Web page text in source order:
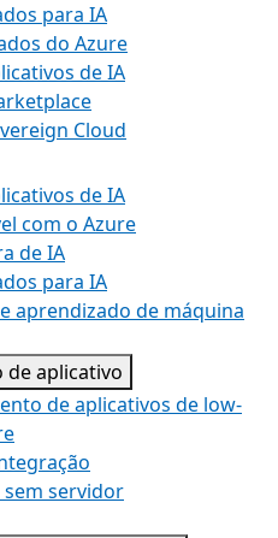
para IA
do Azure
de IA
Cloud
de IA
com o Azure
de IA
para IA
aprendizado de máquina
de aplicativo
de aplicativos de low-
servidor